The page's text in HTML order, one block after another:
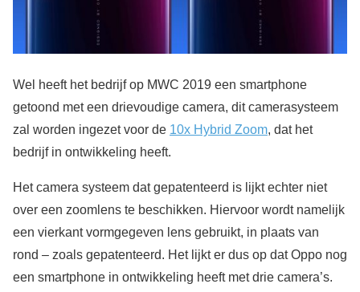
Wel heeft het bedrijf op MWC 2019 een smartphone
getoond met een drievoudige camera, dit camerasysteem
zal worden ingezet voor de 10x Hybrid Zoom, dat het
bedrijf in ontwikkeling heeft.
Het camera systeem dat gepatenteerd is lijkt echter niet
over een zoomlens te beschikken. Hiervoor wordt namelijk
een vierkant vormgegeven lens gebruikt, in plaats van
rond – zoals gepatenteerd. Het lijkt er dus op dat Oppo nog
een smartphone in ontwikkeling heeft met drie camera’s.